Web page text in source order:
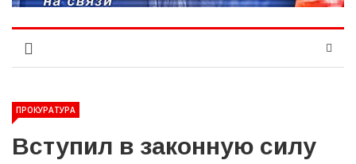
ПРОКУРАТУРА
Вступил в законную силу